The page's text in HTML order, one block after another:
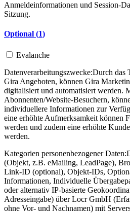
Anmeldeinformationen und Session-
Sitzung.
Optional (1)
Evalanche
Datenverarbeitungszwecke:Durch das
Gira Angeboten, können Gira
digitalisiert und automatisiert werden.
Abonnenten/Website-Besuchern,
individuellere Informationen zur
eine erhöhte Aufmerksamkeit können
werden und zudem eine erhöhte
werden.
Kategorien personenbezogener Daten:
(Objekt, z.B. eMailing, LeadPage),
Link-ID (optional), Objekt-IDs,
Informationen, Individuelle
oder alternativ IP-basierte
Adresseingabe) über Locr GmbH
ohne Vor- und Nachnamen) mit